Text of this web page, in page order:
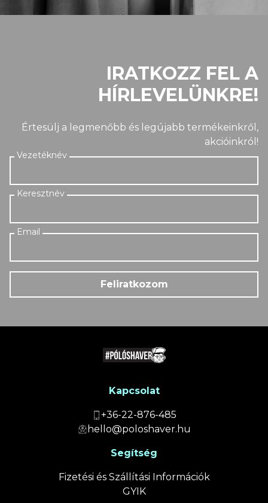
IRATKOZZ FEL A
HÍRLEVELÜNKRE!
Értesülj a legmenőbb és legújabb termékeinkről,
akcióinkról!
Feliratkozom
Kapcsolat
+36-22-876-485
hello@poloshaver.hu
Segítség
Fizetési és Szállítási Információk
GYIK